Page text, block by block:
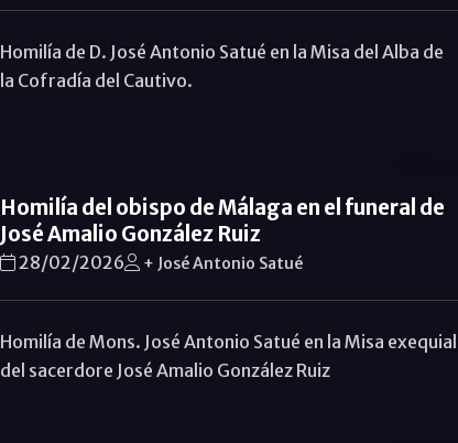
Homilía de D. José Antonio Satué en la Misa del Alba de
la Cofradía del Cautivo.
Homilía del obispo de Málaga en el funeral de
José Amalio González Ruiz
28/02/2026 + José Antonio Satué
Homilía de Mons. José Antonio Satué en la Misa exequial
del sacerdore José Amalio González Ruiz